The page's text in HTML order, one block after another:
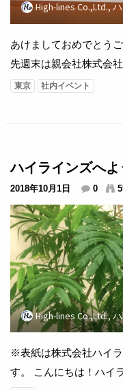
High-lines Co.,Ltd.,
あけましておめでとう
先週末は親会社株式会
インズの新年会でした
の歌も、中国の歌も、
東京 社内イベント
ハイラインズへよ
2018年10月1日 0
High-lines Co.,Ltd.,
※表紙は株式会社ハイ
す。 こんにちは！ハイラインズ広報です。 今回はハイライン